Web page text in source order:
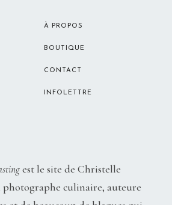
À PROPOS
BOUTIQUE
CONTACT
INFOLETTRE
est le site de Christelle
photographe culinaire, auteure